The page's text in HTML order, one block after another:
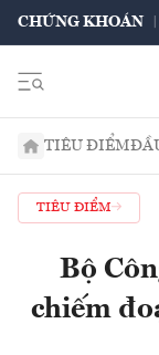
CHỨNG KHOÁN
TIÊU ĐIỂM
TIÊU ĐIỂM
Bộ
chiếm